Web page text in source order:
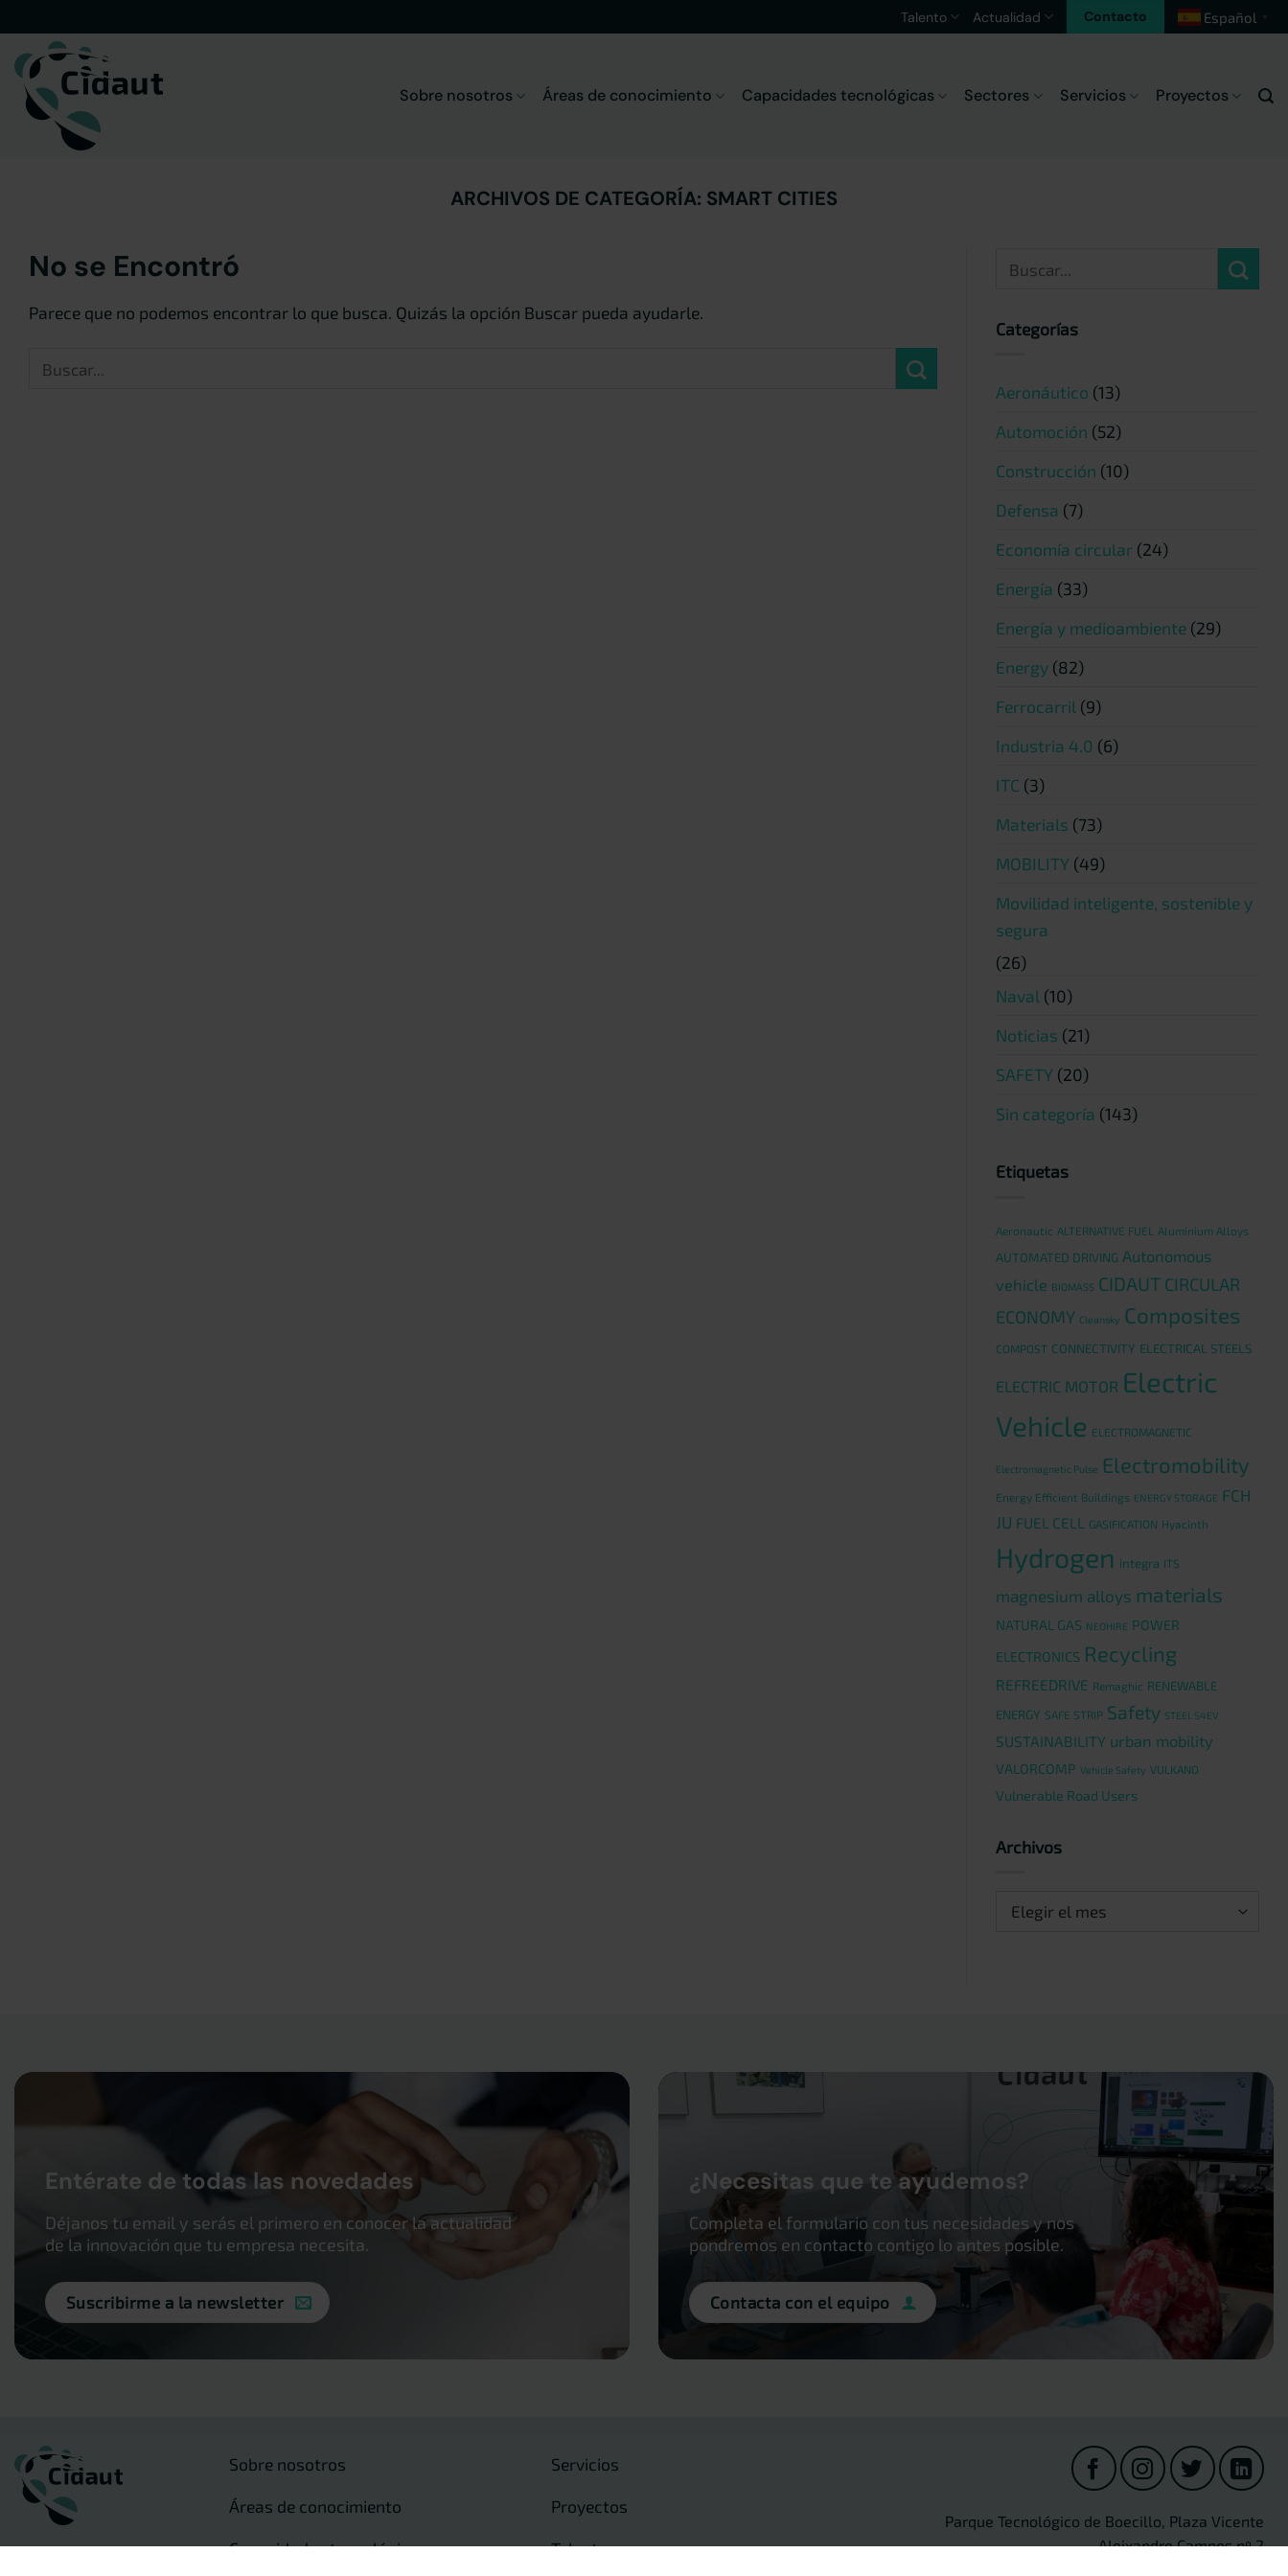
al
contenido
Talento Actualidad Contacto Español ▼
Sobre nosotros Áreas de conocimiento Capacidades tecnológicas Sectores Servicios Proyectos
ARCHIVOS DE CATEGORÍA: SMART CITIES
No se Encontró
Parece que no podemos encontrar lo que busca. Quizás la opción Buscar pueda ayudarle.
Categorías
Aeronáutico (13)
Automoción (52)
Construcción (10)
Defensa (7)
Economía circular (24)
Energía (33)
Energía y medioambiente (29)
Energy (82)
Ferrocarril (9)
Industria 4.0 (6)
ITC (3)
Materials (73)
MOBILITY (49)
Movilidad inteligente, sostenible y
segura
(26)
Naval (10)
Noticias (21)
SAFETY (20)
Sin categoría (143)
Etiquetas
Aeronautic ALTERNATIVE FUEL Aluminium Alloys
AUTOMATED DRIVING Autonomous
vehicle BIOMASS CIDAUT CIRCULAR
ECONOMY Cleansky Composites
COMPOST CONNECTIVITY ELECTRICAL STEELS
ELECTRIC MOTOR Electric
Vehicle ELECTROMAGNETIC
Electromagnetic Pulse Electromobility
Energy Efficient Buildings ENERGY STORAGE FCH
JU FUEL CELL GASIFICATION Hyacinth
Hydrogen integra ITS
magnesium alloys materials
NATURAL GAS NEOHIRE POWER
ELECTRONICS Recycling
REFREEDRIVE Remaghic RENEWABLE
ENERGY SAFE STRIP Safety STEEL S4EV
SUSTAINABILITY urban mobility
VALORCOMP Vehicle Safety VULKANO
Vulnerable Road Users
Archivos
Archivos
Entérate de todas las novedades
Déjanos tu email y serás el primero en conocer la actualidad
de la innovación que tu empresa necesita.
Suscribirme a la newsletter
¿Necesitas que te ayudemos?
Completa el formulario con tus necesidades y nos
pondremos en contacto contigo lo antes posible.
Contacta con el equipo
Sobre nosotros
Áreas de conocimiento
Capacidades tecnológicas
Servicios
Proyectos
Talento
Parque Tecnológico de Boecillo, Plaza Vicente
Aleixandre Campos nº 2